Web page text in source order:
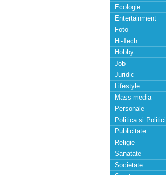
Ecologie
Entertainment
Foto
Hi-Tech
Hobby
Job
Juridic
Lifestyle
Mass-media
Personale
Politica si Politici
Publicitate
Religie
Sanatate
Societate